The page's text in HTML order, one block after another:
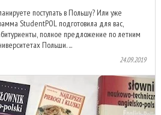
поступать в Польшу? Или уже
StudentPOL подготовила для вас,
полное предложение по летним
Польши. ...
24.09.2019